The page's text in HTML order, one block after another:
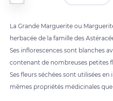
La Grande Marguerite ou
herbacée de la famille des
Ses inflorescences sont blanches
contenant de nombreuses petites
Ses fleurs séchées sont utilisées en
mêmes propriétés médicinales